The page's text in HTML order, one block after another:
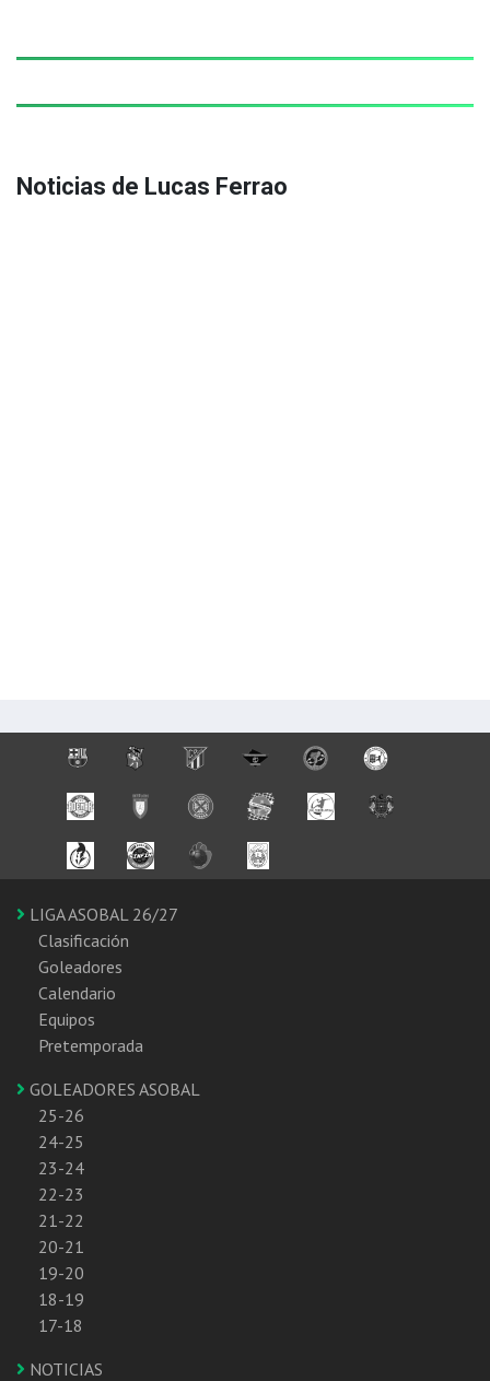
Noticias de Lucas Ferrao
LIGA ASOBAL 26/27
Clasificación
Goleadores
Calendario
Equipos
Pretemporada
GOLEADORES ASOBAL
25-26
24-25
23-24
22-23
21-22
20-21
19-20
18-19
17-18
NOTICIAS